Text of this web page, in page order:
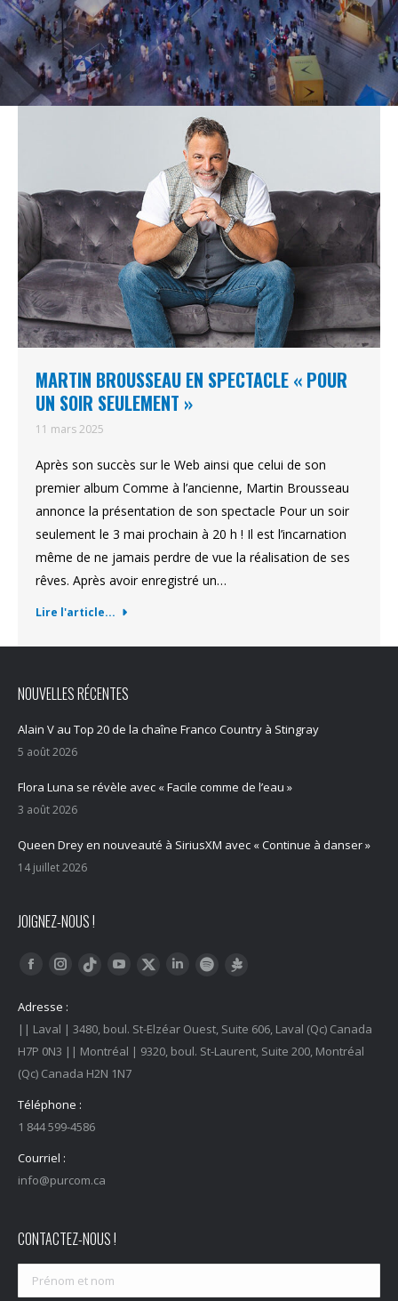
MARTIN BROUSSEAU EN SPECTACLE « POUR
UN SOIR SEULEMENT »
11 mars 2025
Après son succès sur le Web ainsi que celui de son
premier album Comme à l’ancienne, Martin Brousseau
annonce la présentation de son spectacle Pour un soir
seulement le 3 mai prochain à 20 h ! Il est l’incarnation
même de ne jamais perdre de vue la réalisation de ses
rêves. Après avoir enregistré un…
Lire l'article...
NOUVELLES RÉCENTES
Alain V au Top 20 de la chaîne Franco Country à Stingray
5 août 2026
Flora Luna se révèle avec « Facile comme de l’eau »
3 août 2026
Queen Drey en nouveauté à SiriusXM avec « Continue à danser »
14 juillet 2026
JOIGNEZ-NOUS !
Trouvez nous sur :
FacebookInstagram
Tiktok YouTubeTwitter LinkedInSpotify
Adresse :
|| Laval | 3480, boul. St-Elzéar Ouest, Suite 606, Laval (Qc) Canada
H7P 0N3 || Montréal | 9320, boul. St-Laurent, Suite 200, Montréal
(Qc) Canada H2N 1N7
Téléphone :
1 844 599-4586
Courriel :
info@purcom.ca
CONTACTEZ-NOUS !